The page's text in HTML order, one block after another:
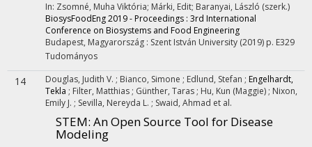
In: Zsomné, Muha Viktória; Márki, Edit; Baranyai, László (szerk.)
BiosysFoodEng 2019 - Proceedings : 3rd International
Conference on Biosystems and Food Engineering
Budapest, Magyarország : Szent István University (2019) p. E329
Tudományos
14 Douglas, Judith V. ; Bianco, Simone ; Edlund, Stefan ; Engelhardt,
Tekla ; Filter, Matthias ; Günther, Taras ; Hu, Kun (Maggie) ; Nixon,
Emily J. ; Sevilla, Nereyda L. ; Swaid, Ahmad et al.
STEM: An Open Source Tool for Disease
Modeling